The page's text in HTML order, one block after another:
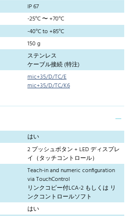
IP 67
-25°C 〜 +70°C
-40°C to +85°C
150 g
ステンレス
ケーブル接続 (特注)
mic+35/D/TC/E
mic+35/D/TC/K6
はい
2 プッシュボタン + LED ディスプレ
イ（タッチコントロール）
Teach-in and numeric configuration
via TouchControl
リンクコピー付LCA-2 もしくは リ
ンクコントロールソフト
はい